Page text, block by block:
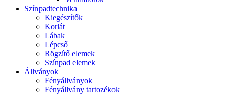
Színpadtechnika
Kiegészítők
Korlát
Lábak
Lépcső
Rögzítő elemek
Színpad elemek
Állványok
Fényállványok
Fényállvány tartozékok